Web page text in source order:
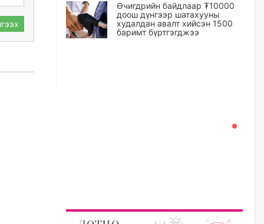
Өчигдрийн байдлаар ₮10000
доош дүнгээр шатахууны
худалдан авалт хийсэн 1500
баримт бүртгэгджээ